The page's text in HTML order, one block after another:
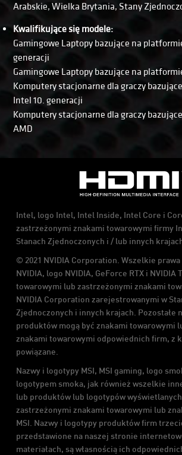
Arabskie, Wielka Brytania, Stany
Kwalifikujące się modele:
Gamingowe Laptopy bazujące na
generacji
Gamingowe Laptopy bazujące na
Komputery stacjonarne dla graczy
Intel 10. generacji
Komputery stacjonarne dla graczy
AMD
Intel, logo Intel, Intel Inside, Intel Core i
zastrzeżonymi znakami towarowymi firmy
Stanach Zjednoczonych i / lub innych
© 2021 NVIDIA Corporation. Wszelkie prawa
NVIDIA, logo NVIDIA, GeForce RTX i NVIDIA
towarowymi lub zastrzeżonymi znakami
NVIDIA Corporation zarejestrowanymi w
Zjednoczonych i innych krajach. Pozostałe
produktów mogą być znakami towarowymi
znakami towarowymi odpowiednich firm, z
powiązane.
Nazwy i logotypy MSI, MSI gaming, logo
logotypem smoka, jak również wszelkie
lub produktów lub logotypów
zastrzeżonymi znakami towarowymi lub
MSI. Nazwy i logotypy produktów firm
przedstawione na naszej stronie
materiałach, są własnością ich